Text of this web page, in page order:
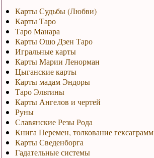
Карты Судьбы (Любви)
Карты Таро
Таро Манара
Карты Ошо Дзен Таро
Игральные карты
Карты Марии Ленорман
Цыганские карты
Карты мадам Эндоры
Таро Эльтины
Карты Ангелов и чертей
Руны
Славянские Резы Рода
Книга Перемен, толкование гексаграмм
Карты Сведенборга
Гадательные системы